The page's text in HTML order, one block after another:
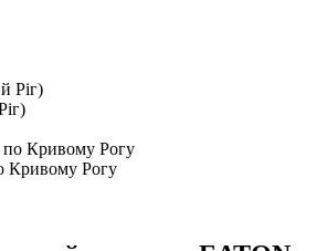
Кривому Рогу